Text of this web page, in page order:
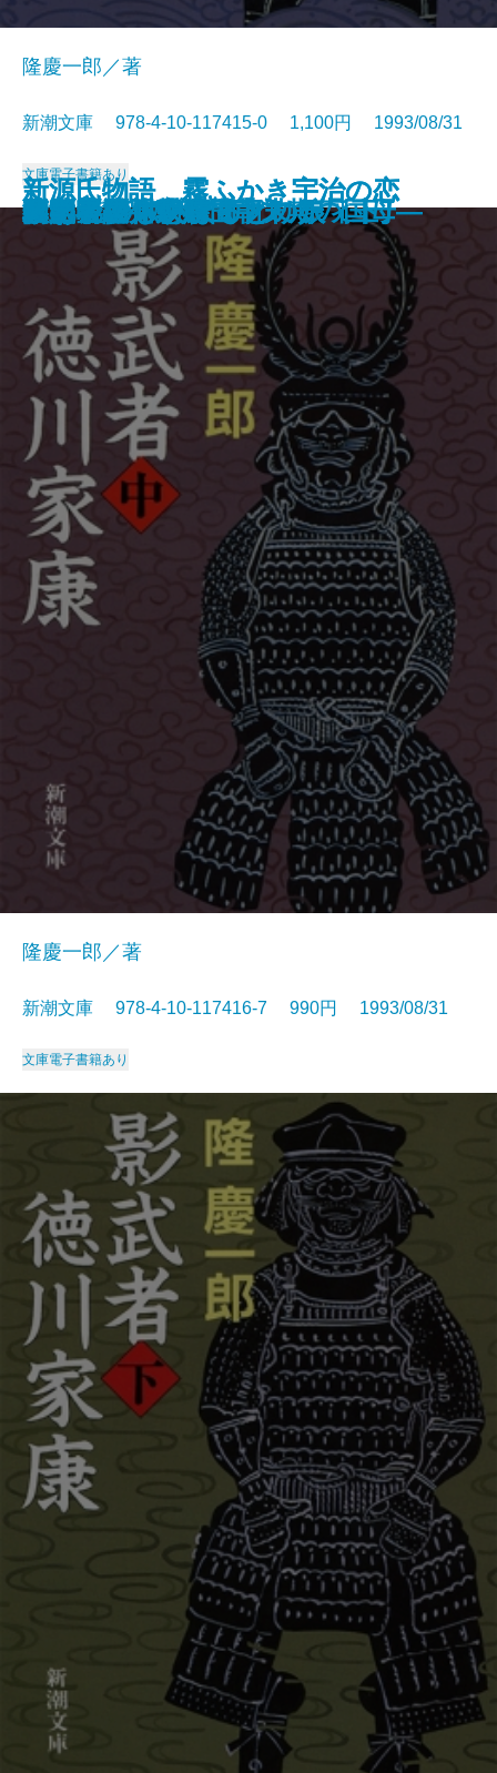
江戸切絵図散歩
これからの出来事
新源氏物語 霧ふかき宇治の恋
〔上〕
新源氏物語 霧ふかき宇治の恋
〔下〕
花影の花―大石内蔵助の妻―
レベル7(セブン)
トットの欠落帖
ムッシュ・クラタ
血の日本史
影武者徳川家康〔上〕
隆慶一郎／著
新潮文庫 978-4-10-117415-0 1,100円 1993/08/31
文庫電子書籍あり
影武者徳川家康〔中〕
隆慶一郎／著
新潮文庫 978-4-10-117416-7 990円 1993/08/31
文庫電子書籍あり
影武者徳川家康〔下〕
閔妃暗殺―朝鮮王朝末期の国母―
ミカドの淑女
サイレント・マイノリティ
後宮小説
草の竪琴
ふぉん・しいほるとの娘〔上〕
ふぉん・しいほるとの娘〔下〕
数学者の休憩時間